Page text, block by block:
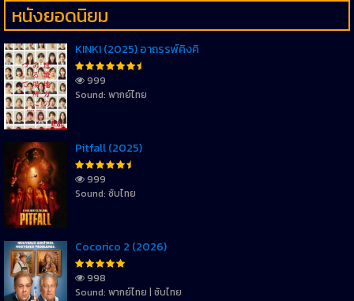
หนังยอดนิยม
KINKI (2025) อาถรรพ์คิงคิ
999
Sound: พากย์ไทย
Pitfall (2025)
999
Sound: ซับไทย
Cocorico 2 (2026)
998
Sound: พากย์ไทย | ซับไทย